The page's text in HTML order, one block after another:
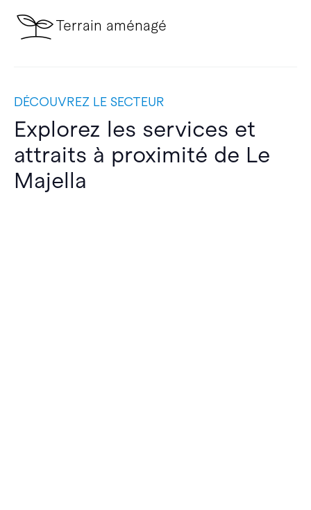
Terrain aménagé
DÉCOUVREZ LE SECTEUR
Explorez les services et
attraits à proximité de Le
Majella